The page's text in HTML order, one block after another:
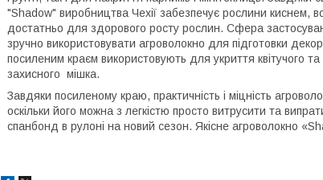
"Shadow" виробництва Чехії забезпечує рослини киснем,
достатньо для здорового росту рослин. Сфера
зручно використовувати агроволокно для підготовки
посиленим краєм використовують для укриття квітучого та
захисного мішка.
Завдяки посиленому краю, практичність і міцність
оскільки його можна з легкістю просто витрусити та
спанбонд в рулоні на новий сезон. Якісне агроволокно